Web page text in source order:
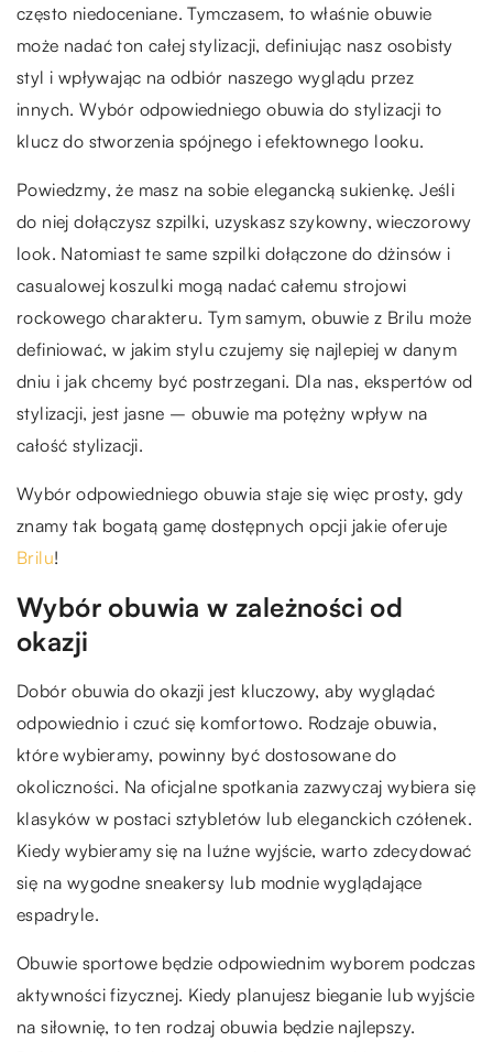
często niedoceniane. Tymczasem, to właśnie obuwie
może nadać ton całej stylizacji, definiując nasz osobisty
styl i wpływając na odbiór naszego wyglądu przez
innych. Wybór odpowiedniego obuwia do stylizacji to
klucz do stworzenia spójnego i efektownego looku.
Powiedzmy, że masz na sobie elegancką sukienkę. Jeśli
do niej dołączysz szpilki, uzyskasz szykowny, wieczorowy
look. Natomiast te same szpilki dołączone do dżinsów i
casualowej koszulki mogą nadać całemu strojowi
rockowego charakteru. Tym samym, obuwie z Brilu może
definiować, w jakim stylu czujemy się najlepiej w danym
dniu i jak chcemy być postrzegani. Dla nas, ekspertów od
stylizacji, jest jasne – obuwie ma potężny wpływ na
całość stylizacji.
Wybór odpowiedniego obuwia staje się więc prosty, gdy
znamy tak bogatą gamę dostępnych opcji jakie oferuje
Brilu!
Wybór obuwia w zależności od
okazji
Dobór obuwia do okazji jest kluczowy, aby wyglądać
odpowiednio i czuć się komfortowo. Rodzaje obuwia,
które wybieramy, powinny być dostosowane do
okoliczności. Na oficjalne spotkania zazwyczaj wybiera się
klasyków w postaci sztybletów lub eleganckich czółenek.
Kiedy wybieramy się na luźne wyjście, warto zdecydować
się na wygodne sneakersy lub modnie wyglądające
espadryle.
Obuwie sportowe będzie odpowiednim wyborem podczas
aktywności fizycznej. Kiedy planujesz bieganie lub wyjście
na siłownię, to ten rodzaj obuwia będzie najlepszy.